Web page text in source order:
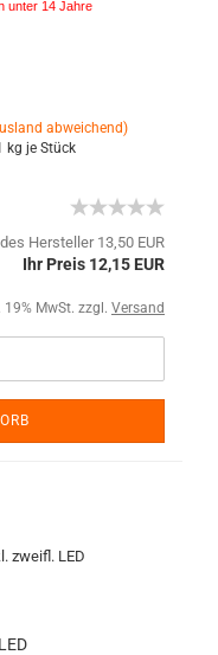
unter 14 Jahre
abweichend)
kg je Stück
Hersteller 13,50 EUR
Ihr Preis 12,15 EUR
19% MwSt. zzgl. Versand